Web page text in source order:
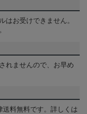
はお受けできません。
れませんので、お早め
料無料です。詳しくは